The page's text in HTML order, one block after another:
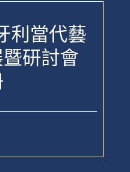
利當代藝
研討會